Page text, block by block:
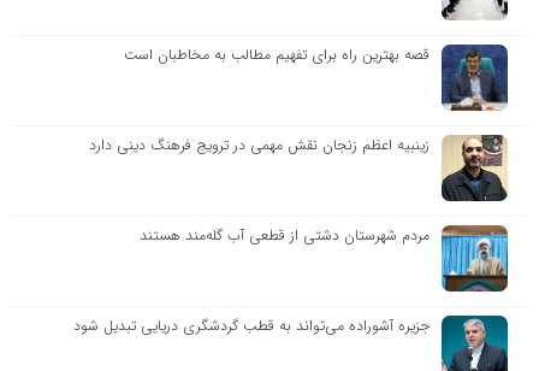
قصه بهترین راه برای تفهیم مطالب به مخاطبان است
زینبیه اعظم زنجان نقش مهمی در ترویج فرهنگ دینی دارد
مردم شهرستان دشتی از قطعی آب گله‌مند هستند
جزیره آشوراده می‌تواند به قطب گردشگری دریایی تبدیل شود